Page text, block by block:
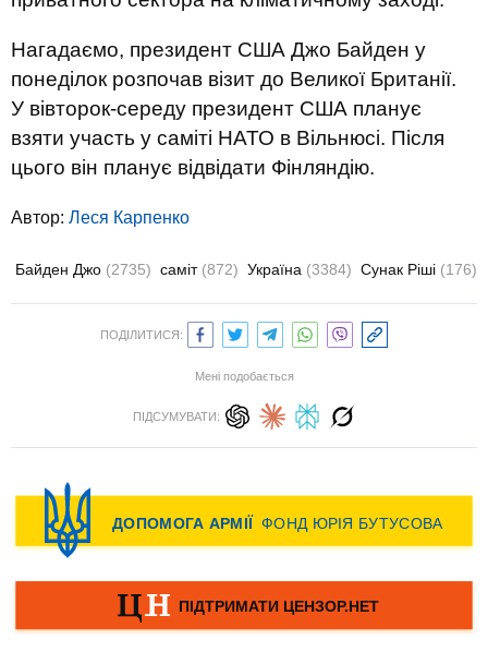
Нагадаємо, президент США Джо Байден у
понеділок розпочав візит до Великої Британії.
У вівторок-середу президент США планує
взяти участь у саміті НАТО в Вільнюсі. Після
цього він планує відвідати Фінляндію.
Автор: Леся Карпенко
Байден Джо (2735) саміт (872) Україна (3384) Сунак Ріші (176)
ПОДІЛИТИСЯ:
Мені подобається
ПІДСУМУВАТИ: